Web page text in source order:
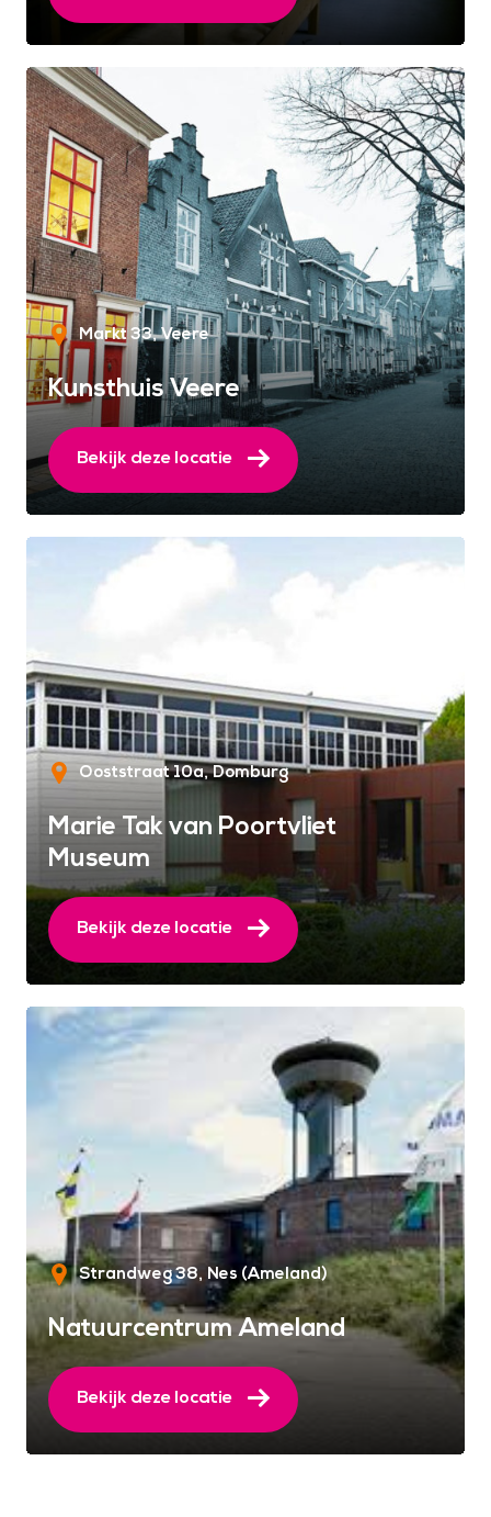
Markt 33 Veere
Kunsthuis Veere
Bekijk deze locatie
Ooststraat 10a Domburg
Marie Tak van Poortvliet
Museum
Bekijk deze locatie
Strandweg 38 Nes (Ameland)
Natuurcentrum Ameland
Bekijk deze locatie